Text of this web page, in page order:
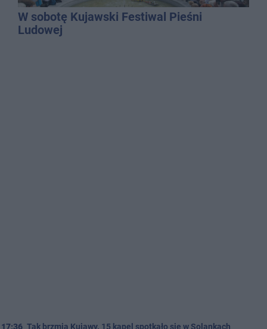
W sobotę Kujawski Festiwal Pieśni
Ludowej
17:36 Tak brzmią Kujawy. 15 kapel spotkało się w Solankach